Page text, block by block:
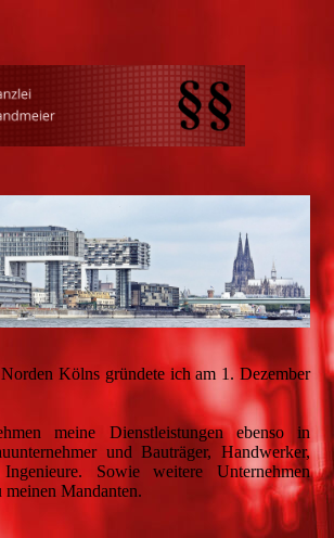
Kölns gründete ich am 1. Dezember
meine Dienstleistungen ebenso in
und Bauträger, Handwerker,
Sowie weitere Unternehmen
meinen Mandanten.